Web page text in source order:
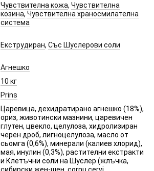
Чувствителна кожа, Чувствителна
козина, Чувствителна храносмилателна
система
Екструдиран, Със Шуслерови соли
Агнешко
10 кг
Prins
Царевица, дехидратирано агнешко (18%),
ориз, животински мазнини, царевичен
глутен, цвекло, целулоза, хидролизиран
черен дроб, лигноцелулоза, масло от
сьомга (0,6%), минерали (калиев хлорид),
мая, инулин (0,3%), растителни екстракти
и Клетъчни соли на Шуслер (жлъчка,
сибирски жен-шен, cornu cervi